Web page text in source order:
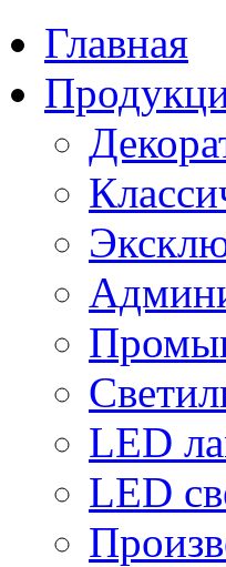
Главная
LED
LED